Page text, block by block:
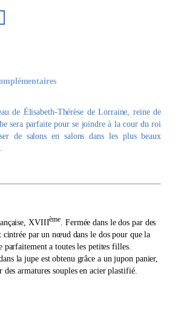
de Élisabeth-Thérèse de Lorraine, reine de
sera parfaite pour se joindre à la cour du roi
de salons en salons dans les plus beaux
XVIIIème . Fermée dans le dos par des
cintrée par un nœud dans le dos pour que la
parfaitement a toutes les petites filles.
la jupe est obtenu grâce a un jupon panier,
des armatures souples en acier plastifié.